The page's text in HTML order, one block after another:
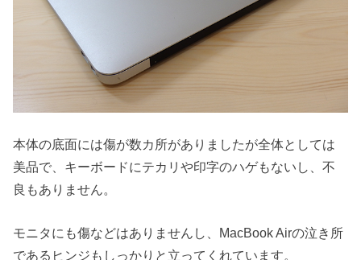
本体の底面には傷が数カ所がありましたが全体としては
美品で、キーボードにテカリや印字のハゲもないし、不
良もありません。
モニタにも傷などはありませんし、MacBook Airの泣き所
であるヒンジもしっかりと立ってくれています。